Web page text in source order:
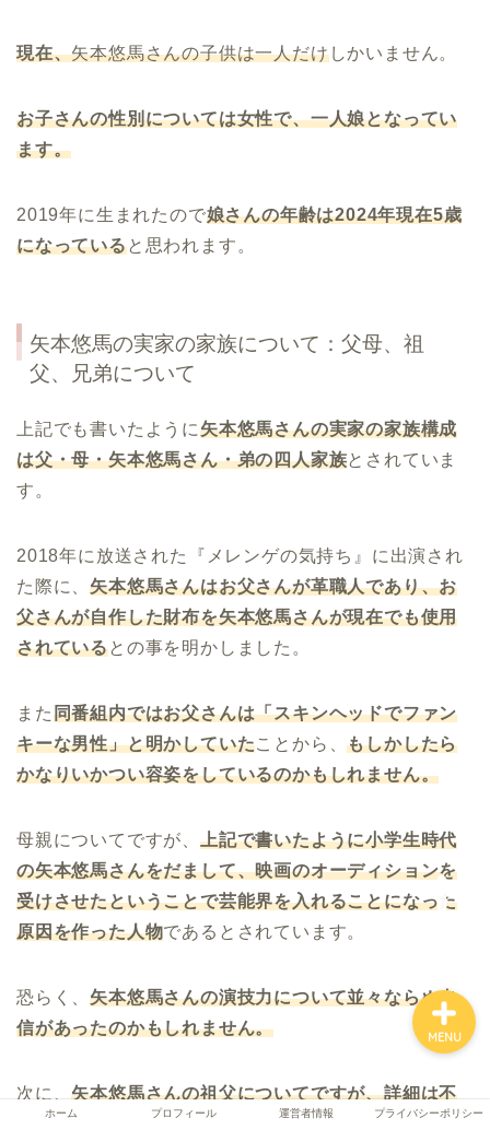
現在、矢本悠馬さんの子供は一人だけしかいません。
お子さんの性別については女性で、一人娘となってい
ます。
2019年に生まれたので娘さんの年齢は2024年現在5歳
になっていると思われます。
矢本悠馬の実家の家族について：父母、祖
父、兄弟について
上記でも書いたように矢本悠馬さんの実家の家族構成
は父・母・矢本悠馬さん・弟の四人家族とされていま
す。
2018年に放送された『メレンゲの気持ち』に出演され
た際に、矢本悠馬さんはお父さんが革職人であり、お
父さんが自作した財布を矢本悠馬さんが現在でも使用
されているとの事を明かしました。
また同番組内ではお父さんは「スキンヘッドでファン
キーな男性」と明かしていたことから、もしかしたら
かなりいかつい容姿をしているのかもしれません。
母親についてですが、 上記で書いたように小学生時代
の矢本悠馬さんをだまして、映画のオーディションを
受けさせたということで芸能界を入れることになった
原因を作った人物であるとされています。
恐らく、矢本悠馬さんの演技力について並々ならぬ自
信があったのかもしれません。
次に、矢本悠馬さんの祖父についてですが、詳細は不
となっています。
ホーム プロフィール 運営者情報 プライバシーポリシー
MENU
ホーム
プロフィール
運営者情報
プライバシーポリシー